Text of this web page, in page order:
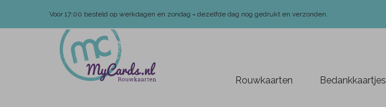
Voor 17:00 besteld op werkdagen en zondag = dezelfde dag nog gedrukt en verzonden.
Rouwkaarten Bedankkaartjes